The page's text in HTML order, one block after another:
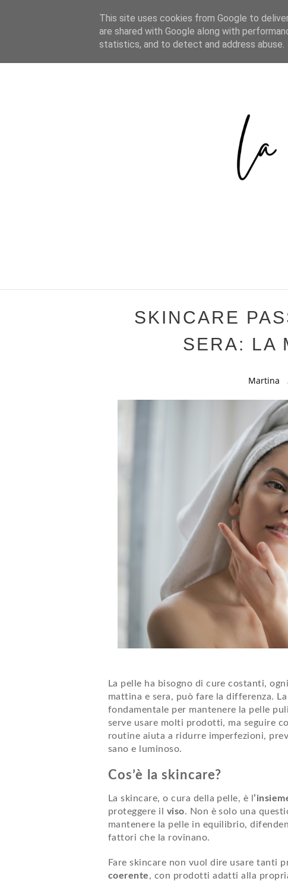
HOME CATEGORIES
SKINCARE
SERA: LA
Martina
La pelle ha bisogno di cure costanti,
mattina e sera, può fare la differenza. La
fondamentale per mantenere la pelle
serve usare molti prodotti, ma seguire
routine aiuta a ridurre imperfezioni,
sano e luminoso.
Cos’è la skincare?
La skincare, o cura della pelle, è l
proteggere il viso. Non è solo una
mantenere la pelle in equilibrio,
fattori che la rovinano.
Fare skincare non vuol dire usare tanti
coerente, con prodotti adatti alla
This site uses cookies from Google to
are shared with Google along with
statistics, and to detect and address abuse.